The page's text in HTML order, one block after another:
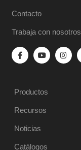
Contacto
Trabaja con nosotros
Productos
Recursos
Noticias
Catálogos